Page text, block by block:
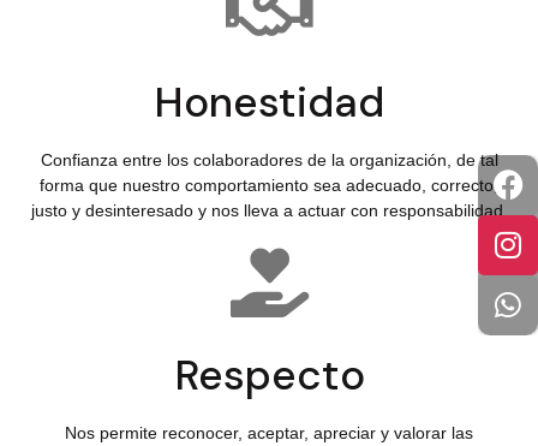
Honestidad
Confianza entre los colaboradores de la organización, de tal
forma que nuestro comportamiento sea adecuado, correcto,
justo y desinteresado y nos lleva a actuar con responsabilidad.
Respecto
Nos permite reconocer, aceptar, apreciar y valorar las